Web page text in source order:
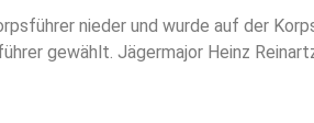
nieder und wurde auf der
gewählt. Jägermajor Heinz